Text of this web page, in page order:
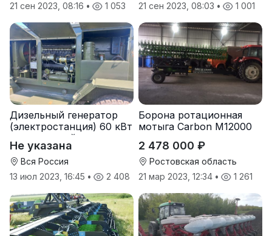
21 сен 2023, 08:16 • 1 053
21 сен 2023, 08:03 • 1 001
Дизельный генератор
(электростанция) 60 кВт
-автономный источник
электроэнергии
Не указана
Вся Россия
13 июл 2023, 16:45 • 2 408
Борона ротационная
мотыга Carbon М12000
2 478 000 ₽
Ростовская область
21 мар 2023, 12:34 • 1 261